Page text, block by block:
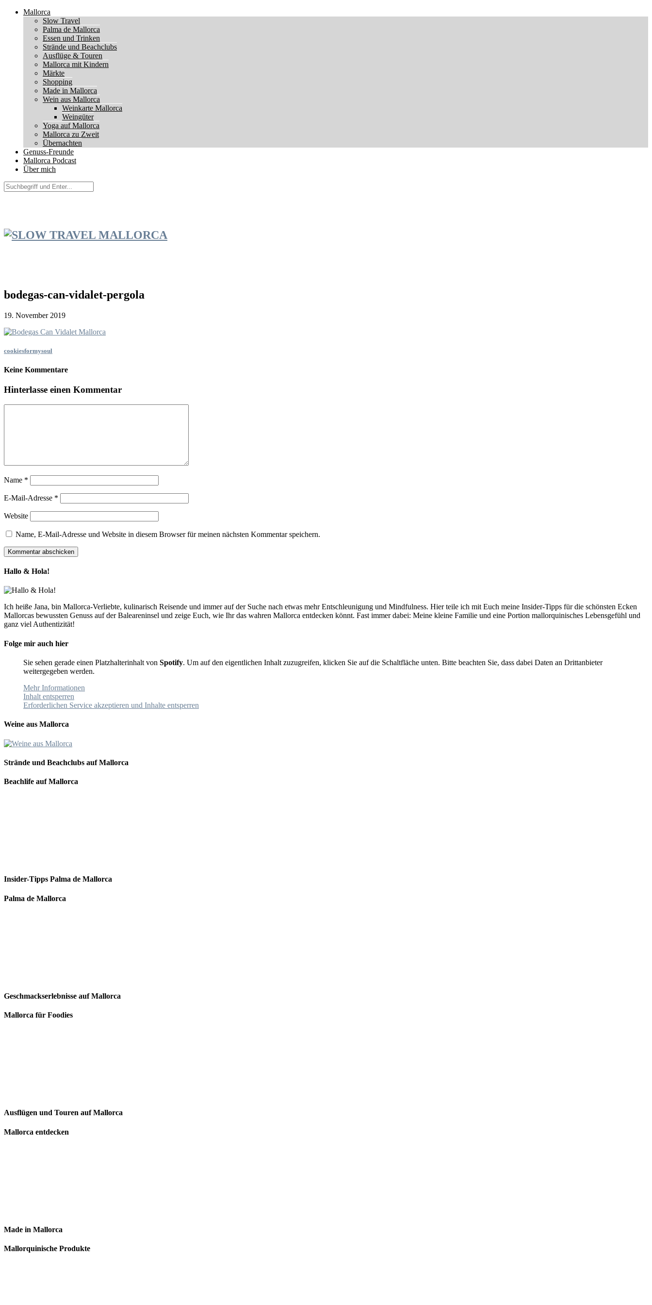
Mallorca
Slow Travel
Palma de Mallorca
Essen und Trinken
Strände und Beachclubs
Ausflüge & Touren
Mallorca mit Kindern
Märkte
Shopping
Made in Mallorca
Wein aus Mallorca
Weinkarte Mallorca
Weingüter
Yoga auf Mallorca
Mallorca zu Zweit
Übernachten
Genuss-Freunde
Mallorca Podcast
Über mich
bodegas-can-vidalet-pergola
19. November 2019
cookiesformysoul
Keine Kommentare
Hinterlasse einen Kommentar
Name *
E-Mail-Adresse *
Website
Name, E-Mail-Adresse und Website in diesem Browser für meinen nächsten Kommentar speichern.
Hallo & Hola!
Ich heiße Jana, bin Mallorca-Verliebte, kulinarisch Reisende und immer auf der Suche nach etwas mehr Entschleunigung und Mindfulness. Hier teile ich mit Euch meine Insider-Tipps für die schönsten Ecken
Mallorcas bewussten Genuss auf der Baleareninsel und zeige Euch, wie Ihr das wahren Mallorca entdecken könnt. Fast immer dabei: Meine kleine Familie und eine Portion mallorquinisches Lebensgefühl und
ganz viel Authentizität!
Folge mir auch hier
Sie sehen gerade einen Platzhalterinhalt von Spotify. Um auf den eigentlichen Inhalt zuzugreifen, klicken Sie auf die Schaltfläche unten. Bitte beachten Sie, dass dabei Daten an Drittanbieter
weitergegeben werden.
Mehr Informationen
Inhalt entsperren
Erforderlichen Service akzeptieren und Inhalte entsperren
Weine aus Mallorca
Strände und Beachclubs auf Mallorca
Beachlife auf Mallorca
Insider-Tipps Palma de Mallorca
Palma de Mallorca
Geschmackserlebnisse auf Mallorca
Mallorca für Foodies
Ausflügen und Touren auf Mallorca
Mallorca entdecken
Made in Mallorca
Mallorquinische Produkte